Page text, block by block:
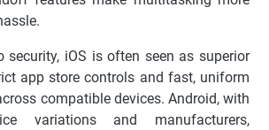
security, iOS is often seen as superior
app store controls and fast, uniform
compatible devices. Android, with
variations and manufacturers,